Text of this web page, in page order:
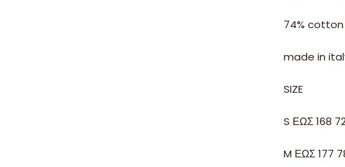
74%
made in
SIZE
S ΕΩΣ 168
M ΕΩΣ 177